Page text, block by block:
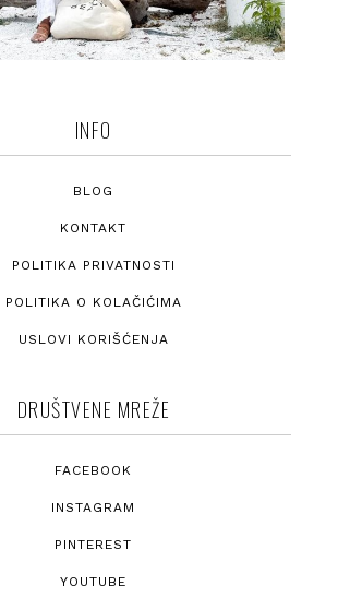
INFO
BLOG
KONTAKT
POLITIKA PRIVATNOSTI
POLITIKA O KOLAČIĆIMA
USLOVI KORIŠĆENJA
DRUŠTVENE MREŽE
FACEBOOK
INSTAGRAM
PINTEREST
YOUTUBE